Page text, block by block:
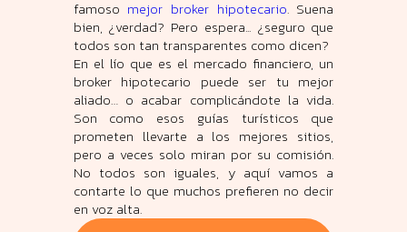
famoso mejor broker hipotecario. Suena
bien, ¿verdad? Pero espera... ¿seguro que
todos son tan transparentes como dicen?
En el lío que es el mercado financiero, un
broker hipotecario puede ser tu mejor
aliado… o acabar complicándote la vida.
Son como esos guías turísticos que
prometen llevarte a los mejores sitios,
pero a veces solo miran por su comisión.
No todos son iguales, y aquí vamos a
contarte lo que muchos prefieren no decir
en voz alta.